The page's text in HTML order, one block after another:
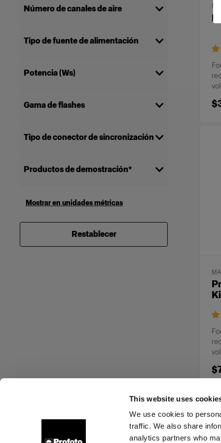
This website uses
We use cookies to
traffic. We also share
analytics partners who
Número de canales de aire
Tipo de fuente de alimentación
Potencia (Ws)
750 (2)
Gama de flashes
Tipo de conector de sincronización
Productos de demostración*
demostración
* Artículos reacondicionados,
utilizados anteriormente para
demostraciones.
Mostrar en unidades métricas
Restablecer
Sobre nosotros Soporte técnico